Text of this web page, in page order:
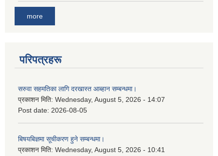
more
परिपत्रहरू
सरुवा सहमतिका लागि दरखास्त आब्हान सम्बन्धमा।
प्रकाशन मिति: Wednesday, August 5, 2026 - 14:07
Post date: 2026-08-05
बिषयबिज्ञमा सूचीकरण हुने सम्बन्धमा।
प्रकाशन मिति: Wednesday, August 5, 2026 - 10:41